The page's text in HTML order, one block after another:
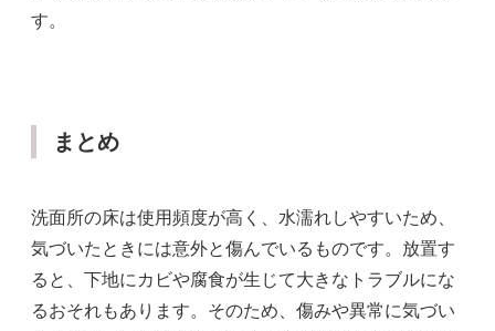
す。
まとめ
洗面所の床は使用頻度が高く、水濡れしやすいため、
気づいたときには意外と傷んでいるものです。放置す
ると、下地にカビや腐食が生じて大きなトラブルにな
るおそれもあります。そのため、傷みや異常に気づい